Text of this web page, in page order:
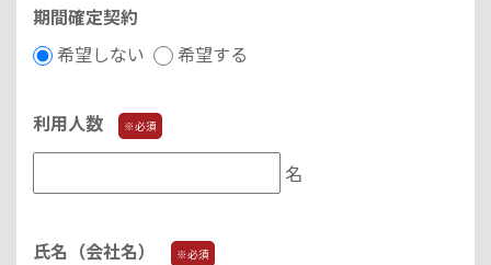
期間確定契約
希望しない
希望する
利用人数 ※必須
名
氏名（会社名） ※必須